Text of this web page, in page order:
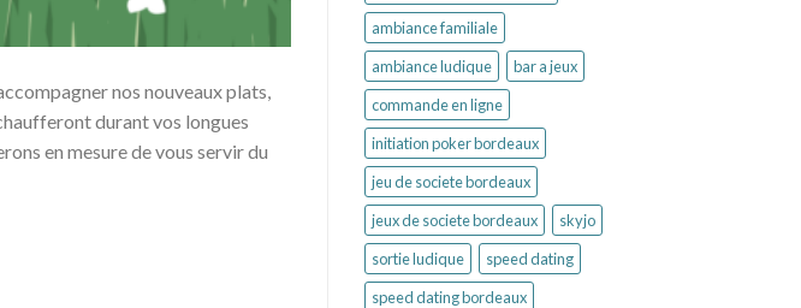
nos nouveaux plats,
durant vos longues
en mesure de vous servir du
ambiance familiale
ambiance ludique
bar a jeux
commande en ligne
initiation poker bordeaux
jeu de societe bordeaux
jeux de societe bordeaux
skyjo
sortie ludique
speed dating
speed dating bordeaux